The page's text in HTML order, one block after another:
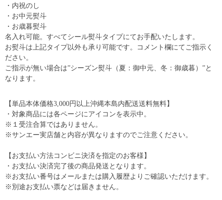
・内祝のし
・お中元熨斗
・お歳暮熨斗
名入れ可能。すべてシール熨斗タイプにてお手配いたします。
お熨斗は上記タイプ以外も承り可能です。コメント欄にてご指示く
ださい。
ご指示が無い場合は”シーズン熨斗（夏：御中元、冬：御歳暮）”と
なります。
【単品本体価格3,000円以上沖縄本島内配送送料無料】
・対象商品には各ページにアイコンを表示中。
※１受注合算ではありません。
※サンエー実店舗と内容が異なりますのでご注意ください。
【お支払い方法コンビニ決済を指定のお客様】
・お支払い決済完了後の商品発送となります。
※お支払い番号はメールまたは購入履歴よりご確認いただけます。
※別途お支払い票などは届きません。